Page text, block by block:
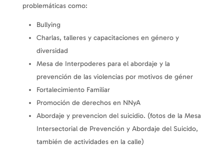
problemáticas como:
Bullying
Charlas, talleres y capacitaciones en género y
diversidad
Mesa de Interpoderes para el abordaje y la
prevención de las violencias por motivos de géner
Fortalecimiento Familiar
Promoción de derechos en NNyA
Abordaje y prevencion del suicidio. (fotos de la Mesa
Intersectorial de Prevención y Abordaje del Suicido,
también de actividades en la calle)